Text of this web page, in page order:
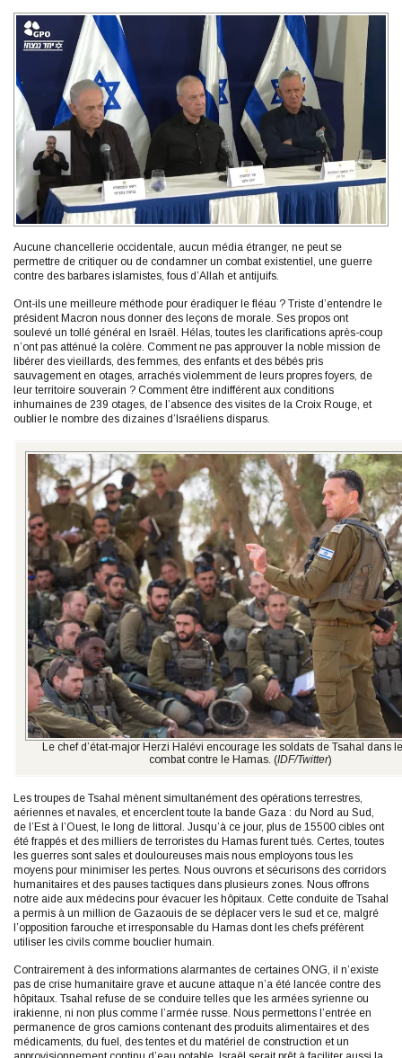
Aucune chancellerie occidentale, aucun média étranger, ne peut se
permettre de critiquer ou de condamner un combat existentiel, une guerre
contre des barbares islamistes, fous d’Allah et antijuifs.
Ont-ils une meilleure méthode pour éradiquer le fléau ? Triste d’entendre le
président Macron nous donner des leçons de morale. Ses propos ont
soulevé un tollé général en Israël. Hélas, toutes les clarifications après-coup
n’ont pas atténué la colère. Comment ne pas approuver la noble mission de
libérer des vieillards, des femmes, des enfants et des bébés pris
sauvagement en otages, arrachés violemment de leurs propres foyers, de
leur territoire souverain ? Comment être indifférent aux conditions
inhumaines de 239 otages, de l’absence des visites de la Croix Rouge, et
oublier le nombre des dizaines d’Israéliens disparus.
Le chef d’état-major Herzi Halévi encourage les soldats de Tsahal dans
combat contre le Hamas. (IDF/Twitter)
Les troupes de Tsahal mènent simultanément des opérations terrestres,
aériennes et navales, et encerclent toute la bande Gaza : du Nord au Sud,
de l’Est à l’Ouest, le long de littoral. Jusqu’à ce jour, plus de 15500 cibles ont
été frappés et des milliers de terroristes du Hamas furent tués. Certes, toutes
les guerres sont sales et douloureuses mais nous employons tous les
moyens pour minimiser les pertes. Nous ouvrons et sécurisons des corridors
humanitaires et des pauses tactiques dans plusieurs zones. Nous offrons
notre aide aux médecins pour évacuer les hôpitaux. Cette conduite de Tsahal
a permis à un million de Gazaouis de se déplacer vers le sud et ce, malgré
l’opposition farouche et irresponsable du Hamas dont les chefs préfèrent
utiliser les civils comme bouclier humain.
Contrairement à des informations alarmantes de certaines ONG, il n’existe
pas de crise humanitaire grave et aucune attaque n’a été lancée contre des
hôpitaux. Tsahal refuse de se conduire telles que les armées syrienne ou
irakienne, ni non plus comme l’armée russe. Nous permettons l’entrée en
permanence de gros camions contenant des produits alimentaires et des
médicaments, du fuel, des tentes et du matériel de construction et un